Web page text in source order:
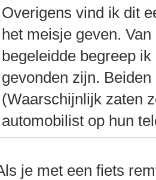
Overigens vind ik dit
het meisje geven.
begeleidde begreep
gevonden zijn.
(Waarschijnlijk zaten
automobilist op hun
je met een fiets